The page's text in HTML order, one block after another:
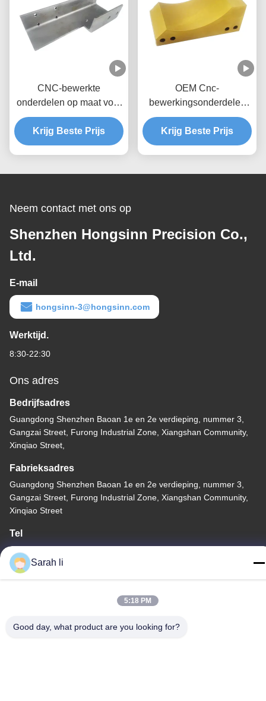
CNC-bewerkte
onderdelen op maat voor
stalen messing en
roestvrij materiaal
Krijg Beste Prijs
OEM Cnc-
bewerkingsonderdelen
Duurzame en hoge
precisie hardware
gereedschappen Cnc-
Plastic Abs
Krijg Beste Prijs
Neem contact met ons op
Shenzhen Hongsinn Precision Co.,
Ltd.
E-mail
hongsinn-3@hongsinn.com
Werktijd.
8:30-22:30
Ons adres
Bedrijfsadres
Guangdong Shenzhen Baoan 1e en 2e verdieping, nummer 3,
Gangzai Street, Furong Industrial Zone, Xiangshan Community,
Xinqiao Street,
Fabrieksadres
Guangdong Shenzhen Baoan 1e en 2e verdieping, nummer 3,
Gangzai Street, Furong Industrial Zone, Xiangshan Community,
Xinqiao Street
Tel
86-0755-27097532-8:30
Copyright © -2026 Shenzhen Hongsinn Precision Co., Ltd. Alle
Sarah li
5:18 PM
Good day, what product are you looking for?